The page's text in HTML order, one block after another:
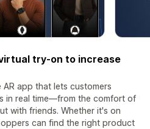
try-on to increase
app that lets customers
in real time—from the comfort of
with friends. Whether it's on
can find the right product